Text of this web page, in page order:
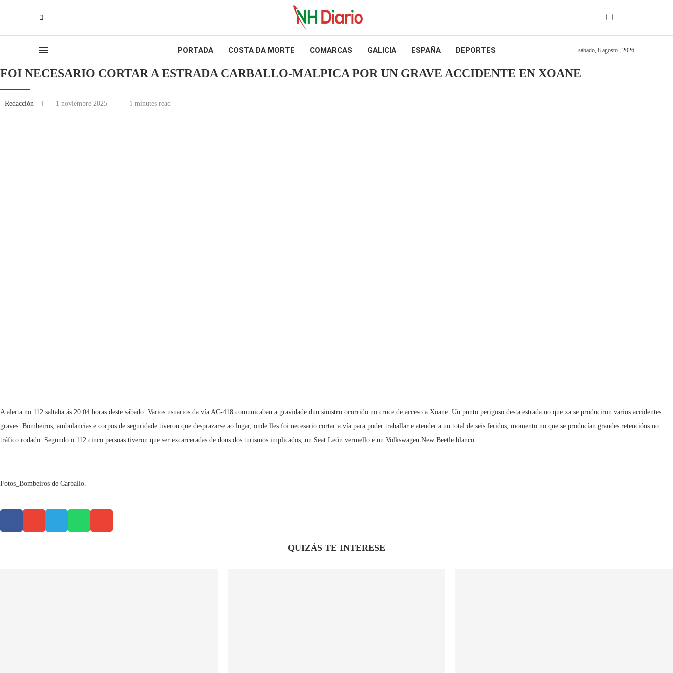
PORTADA COSTA DA MORTE COMARCAS GALICIA ESPAÑA DEPORTES sábado, 8 agosto , 2026
FOI NECESARIO CORTAR A ESTRADA CARBALLO-MALPICA POR UN GRAVE ACCIDENTE EN XOANE
Redacción 1 noviembre 2025 1 minutes read
A alerta no 112 saltaba ás 20:04 horas deste sábado. Varios usuarios da vía AC-418 comunicaban a gravidade dun sinistro ocorrido no cruce de acceso a Xoane. Un punto perigoso desta estrada no que xa se produciron varios accidentes
graves. Bombeiros, ambulancias e corpos de seguridade tiveron que desprazarse ao lugar, onde lles foi necesario cortar a vía para poder traballar e atender a un total de seis feridos, momento no que se producían grandes retencións no
tráfico rodado. Segundo o 112 cinco persoas tiveron que ser excarceradas de dous dos turismos implicados, un Seat León vermello e un Volkswagen New Beetle blanco.
Fotos_Bombeiros de Carballo.
QUIZÁS TE INTERESE